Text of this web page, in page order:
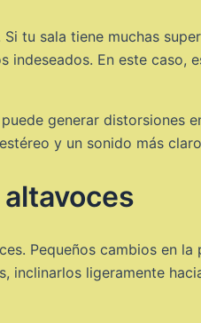
tu sala tiene muchas
En este caso,
generar distorsiones
y un sonido más
Pequeños cambios en
inclinarlos ligeramente